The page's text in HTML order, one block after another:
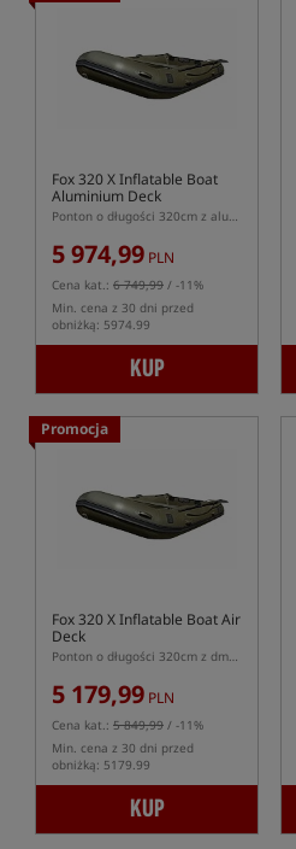
Fox 320 X Inflatable Boat
Aluminium Deck
Ponton o długości 320cm z aluminiową podłogą
5 974,99 PLN
Cena kat.: 6 749,99 / -11%
Min. cena z 30 dni przed
obniżką: 5974.99
KUP
Promocja
Fox 320 X Inflatable Boat Air
Deck
Ponton o długości 320cm z dmuchaną podłogą Air Deck
5 179,99 PLN
Cena kat.: 5 849,99 / -11%
Min. cena z 30 dni przed
obniżką: 5179.99
KUP